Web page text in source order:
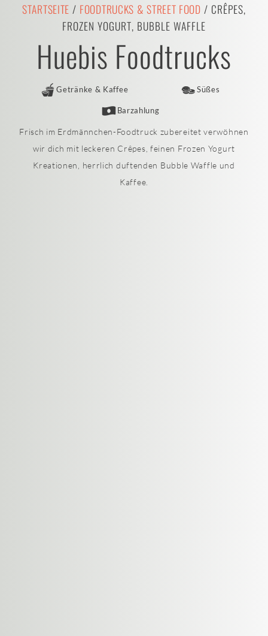
STARTSEITE / FOODTRUCKS & STREET FOOD / CRÊPES,
FROZEN YOGURT, BUBBLE WAFFLE
Huebis Foodtrucks
Getränke & Kaffee Süßes
Barzahlung
Frisch im Erdmännchen-Foodtruck zubereitet verwöhnen
wir dich mit leckeren Crêpes, feinen Frozen Yogurt
Kreationen, herrlich duftenden Bubble Waffle und
Kaffee.